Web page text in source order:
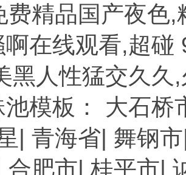
费精品国产夜色
在线观看,超
黑人性猛交久久
模板： 大石桥
| 青海省| 舞钢市
合肥市| 桂平市|